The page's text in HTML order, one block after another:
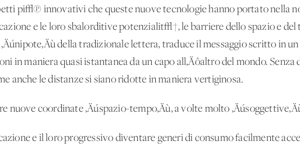
pi√π innovativi che queste nuove tecnologie hanno portato nella
e le loro sbalorditive potenzialit√†, le barriere dello spazio e del
della tradizionale lettera, traduce il messaggio scritto in
in maniera quasi istantanea da un capo all‚Äôaltro del mondo. Senza
anche le distanze si siano ridotte in maniera vertiginosa.
nuove coordinate ‚Äúspazio-tempo‚Äù, a volte molto
e il loro progressivo diventare generi di consumo facilmente